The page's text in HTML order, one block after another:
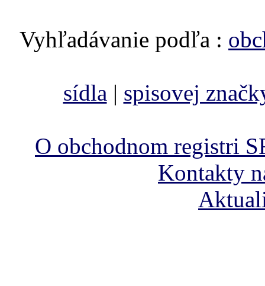
Vyhľadávanie podľa :
sídla | spisovej
O obchodnom registri
Kontakty